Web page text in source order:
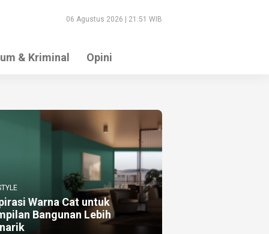
06 Agustus 2026 | 21:51 WIB
& Kriminal Opini
Warna Cat untuk
Bangunan Lebih